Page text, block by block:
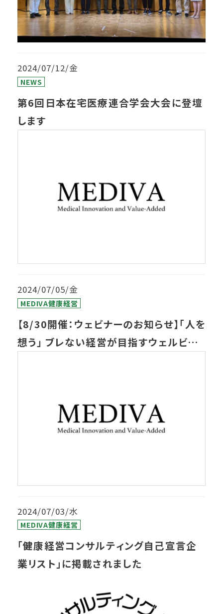
2024/07/12/金
NEWS
第6回日本在宅医療連合学会大会に登壇
します
2024/07/05/金
MEDIVA健康経営
【8/30開催：ウェビナーのお知らせ】「人を
想う」 ブレない経営が目指すウェルビー
2024/07/03/水
MEDIVA健康経営
「健康経営コンサルティング自己宣言企
業リスト」に掲載されました